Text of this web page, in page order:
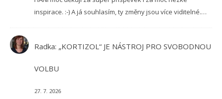
inspirace. :-) A já souhlasím, ty změny jsou více viditelné.…
Radka: „KORTIZOL“ JE NÁSTROJ PRO SVOBODNOU
VOLBU
27. 7. 2026